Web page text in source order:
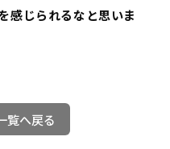
感じられるなと思いま
覧へ戻る